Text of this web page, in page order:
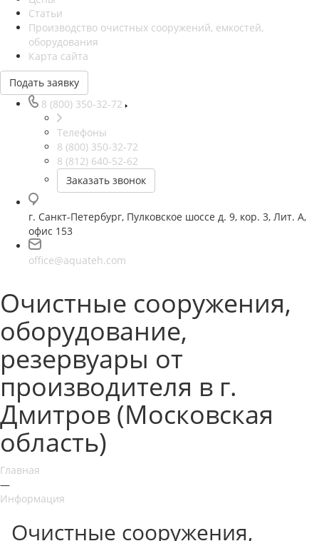
Статьи
Производство очистных сооружений, емкостей,
оборудования
Карта сайта
Подать заявку
8 (800) 350-32-72
Телефоны
8 (800) 350-32-72
8 (812) 640-52-62
Заказать звонок
г. Санкт-Петербург, Пулковское шоссе д. 9, кор. 3, Лит. А,
офис 153
office@aquateh.com
Очистные сооружения,
оборудование,
резервуары от
производителя в г.
Дмитров (Московская
область)
Главная
—
Информация
Очистные сооружения,